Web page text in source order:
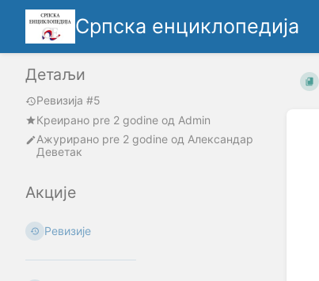
Српска енциклопедија
Детаљи
Ревизија #5
Креирано pre 2 godine oд Admin
Ажурирано pre 2 godine од Александар
Деветак
Акције
Ревизије